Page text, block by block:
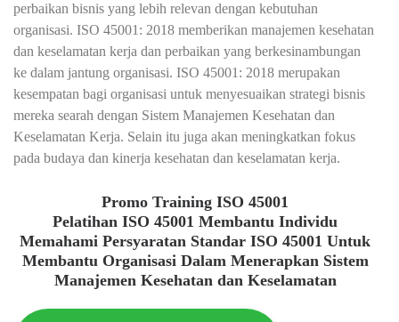
perbaikan bisnis yang lebih relevan dengan kebutuhan
organisasi. ISO 45001: 2018 memberikan manajemen kesehatan
dan keselamatan kerja dan perbaikan yang berkesinambungan
ke dalam jantung organisasi. ISO 45001: 2018 merupakan
kesempatan bagi organisasi untuk menyesuaikan strategi bisnis
mereka searah dengan Sistem Manajemen Kesehatan dan
Keselamatan Kerja. Selain itu juga akan meningkatkan fokus
pada budaya dan kinerja kesehatan dan keselamatan kerja.
Promo Training ISO 45001
Pelatihan ISO 45001 Membantu Individu
Memahami Persyaratan Standar ISO 45001 Untuk
Membantu Organisasi Dalam Menerapkan Sistem
Manajemen Kesehatan dan Keselamatan